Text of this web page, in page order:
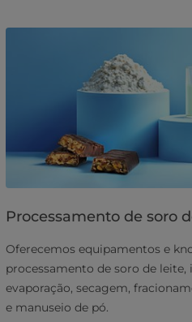
Processamento de soro
Oferecemos equipamentos e
processamento de soro de leite,
evaporação, secagem,
e manuseio de pó.